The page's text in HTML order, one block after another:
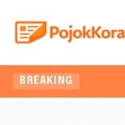
BREAKING